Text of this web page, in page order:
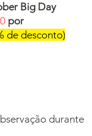
Big Day
por
de desconto)
durante